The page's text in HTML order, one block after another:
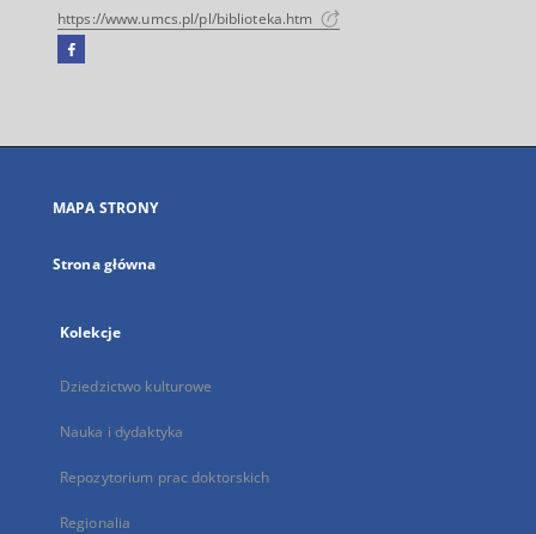
https://www.umcs.pl/pl/biblioteka.htm
Facebook
się
karcie
MAPA STRONY
Strona główna
Kolekcje
Dziedzictwo kulturowe
Nauka i dydaktyka
Repozytorium prac doktorskich
Regionalia